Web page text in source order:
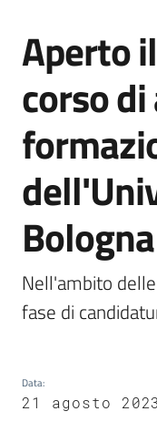
Salta al contenuto
Aperto
corso
Bologna
Nell'ambito
fase di
Data:
21 agosto 2023